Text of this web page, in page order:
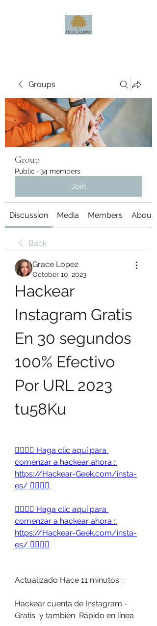
Groups
Group
Public · 34 members
Join
Discussion Media Members About
Back
Grace Lopez
October 10, 2023
Hackear
Instagram Gratis
En 30 segundos
100% Efectivo
Por URL 2023
tu58Ku
👉🏻👉🏻 Haga clic aquí para
comenzar a hackear ahora :
https://Hackear-Geek.com/insta-
es/ 👈🏻👈🏻
👉🏻👉🏻 Haga clic aquí para
comenzar a hackear ahora :
https://Hackear-Geek.com/insta-
es/ 👈🏻👈🏻
Actualizado Hace 11 minutos :
Hackear cuenta de Instagram -
Gratis  y también  Rápido en línea